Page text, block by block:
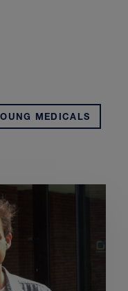
MEDICALS